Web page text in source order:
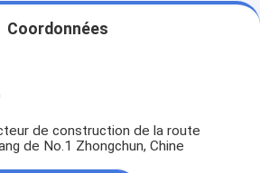
Coordonnées
de construction de la route
de No.1 Zhongchun, Chine